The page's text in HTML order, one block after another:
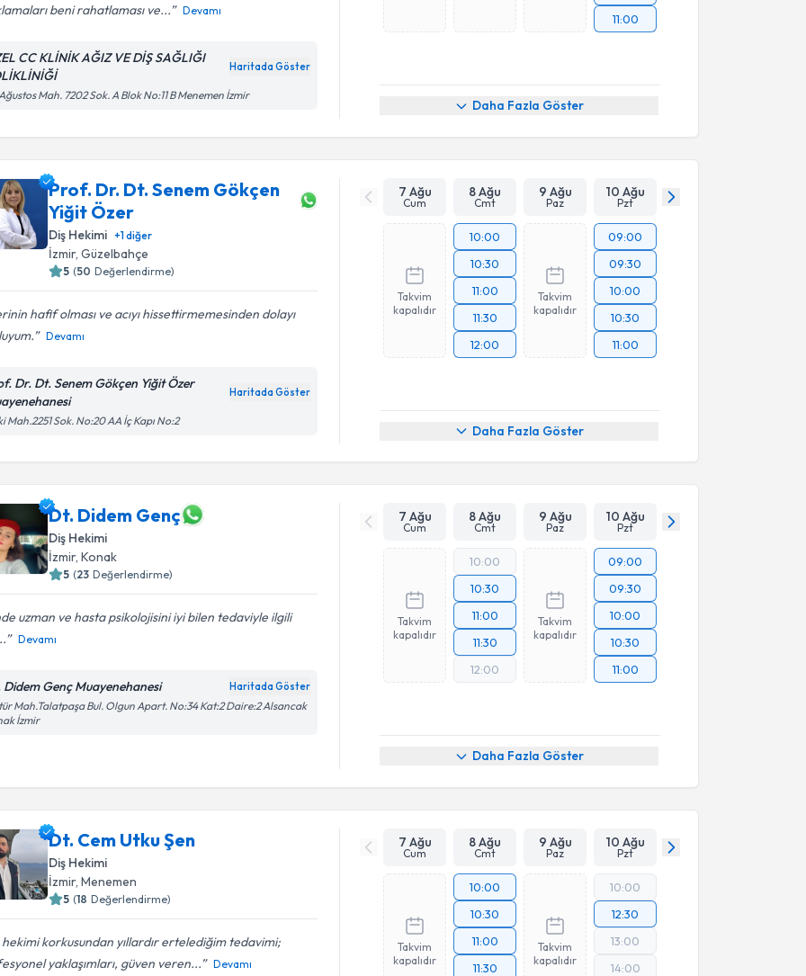
beni rahatlaması ve...
Devamı
CC KLİNİK AĞIZ VE DİŞ SAĞLIĞI
Haritada Göster
Mah. 7202 Sok. A Blok No:11 B Menemen İzmir
11:00
Daha Fazla Göster
Prof. Dr. Dt. Senem Gökçen
Yiğit Özer
Diş Hekimi +1diğer
İzmir, Güzelbahçe
5 (50 Değerlendirme)
hafif olması ve acıyı hissettirmemesinden dolayı
Devamı
Dr. Dt. Senem Gökçen Yiğit Özer
Haritada Göster
Mah.2251 Sok. No:20 AA İç Kapı No:2
7 Ağu
Cum
8 Ağu
Cmt
9 Ağu
Paz
10 Ağu
Pzt
Takvim
kapalıdır
10:00
10:30
11:00
11:30
12:00
Takvim
kapalıdır
09:00
09:30
10:00
10:30
11:00
Daha Fazla Göster
Dt. Didem Genç
Diş Hekimi
İzmir, Konak
5 (23 Değerlendirme)
uzman ve hasta psikolojisini iyi bilen tedaviyle ilgili
Devamı
Didem Genç Muayenehanesi Haritada Göster
Mah.Talatpaşa Bul. Olgun Apart. No:34 Kat:2 Daire:2 Alsancak
İzmir
7 Ağu
Cum
8 Ağu
Cmt
9 Ağu
Paz
10 Ağu
Pzt
Takvim
kapalıdır
10:00
10:30
11:00
11:30
12:00
Takvim
kapalıdır
09:00
09:30
10:00
10:30
11:00
Daha Fazla Göster
Dt. Cem Utku Şen
Diş Hekimi
İzmir, Menemen
5 (18 Değerlendirme)
hekimi korkusundan yıllardır ertelediğim tedavimi;
yaklaşımları, güven veren...
Devamı
7 Ağu
Cum
8 Ağu
Cmt
9 Ağu
Paz
10 Ağu
Pzt
Takvim
kapalıdır
10:00
10:30
11:00
11:30
Takvim
kapalıdır
10:00
12:30
13:00
14:00